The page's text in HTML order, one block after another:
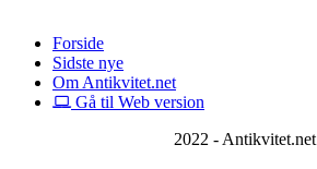
Forside
Sidste nye
Om Antikvitet.net
Gå til Web version
2022 - Antikvitet.net